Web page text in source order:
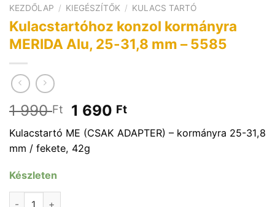
KEZDŐLAP / KIEGÉSZÍTŐK / KULACS TARTÓ
Kulacstartóhoz konzol kormányra
MERIDA Alu, 25-31,8 mm – 5585
1 990Ft
Original
price
was:
1
1 690 FtCurrent
price
is:
Kulacstartó ME (CSAK ADAPTER) – kormányra 25-31,8
mm / fekete, 42g
Készleten